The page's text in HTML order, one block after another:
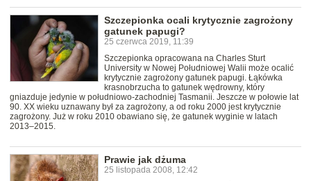
Szczepionka ocali krytycznie zagrożony
gatunek papugi?
25 czerwca 2019, 11:39
Szczepionka opracowana na Charles Sturt
University w Nowej Południowej Walii może ocalić
krytycznie zagrożony gatunek papugi. Łąkówka
krasnobrzucha to gatunek wędrowny, który
gniazduje jedynie w południowo-zachodniej Tasmanii. Jeszcze w połowie lat
90. XX wieku uznawany był za zagrożony, a od roku 2000 jest krytycznie
zagrożony. Już w roku 2010 obawiano się, że gatunek wyginie w latach
2013–2015.
Prawie jak dżuma
25 listopada 2008, 12:42